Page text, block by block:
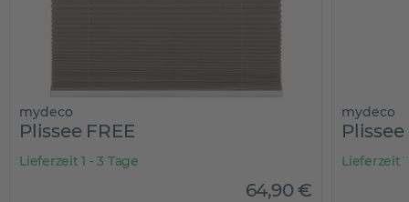
mydeco
Plissee FREE
Lieferzeit 1 - 3 Tage
64,90€
mydeco
Plissee
Lieferzeit